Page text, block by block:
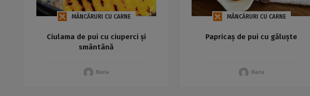
MÂNCĂRURI CU CARNE
Ciulama de pui cu ciuperci și
smântână
Maria
MÂNCĂRURI CU CARNE
Papricaș de pui cu găluște
Maria